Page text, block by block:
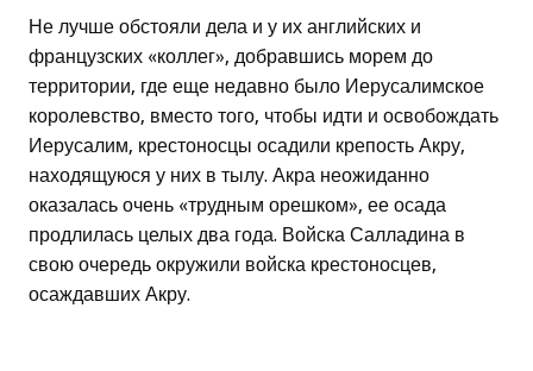
Не лучше обстояли дела и у их английских и
французских «коллег», добравшись морем до
территории, где еще недавно было Иерусалимское
королевство, вместо того, чтобы идти и освобождать
Иерусалим, крестоносцы осадили крепость Акру,
находящуюся у них в тылу. Акра неожиданно
оказалась очень «трудным орешком», ее осада
продлилась целых два года. Войска Салладина в
свою очередь окружили войска крестоносцев,
осаждавших Акру.